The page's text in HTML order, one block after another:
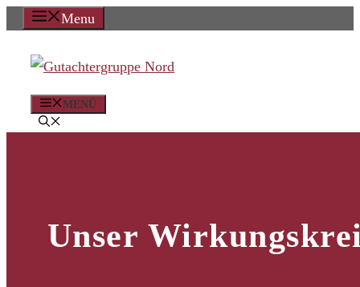
Zum
springen
Menu
MENÜ
Unser